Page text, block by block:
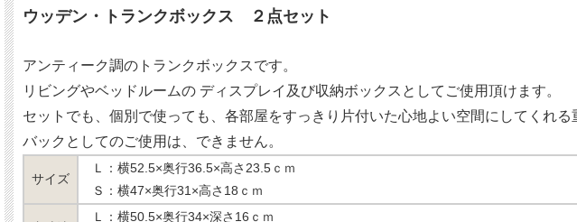
ウッデン・トランクボックス ２点セット
アンティーク調のトランクボックスです。
リビングやベッドルームの ディスプレイ及び収納ボックスとしてご使用頂けます。
セットでも、個別で使っても、各部屋をすっきり片付いた心地よい空間にしてくれる
バックとしてのご使用は、できません。
サイズ
Ｌ：横52.5×奥行36.5×高さ23.5ｃｍ
Ｓ：横47×奥行31×高さ18ｃｍ
Ｌ：横50.5×奥行34×深さ16ｃｍ